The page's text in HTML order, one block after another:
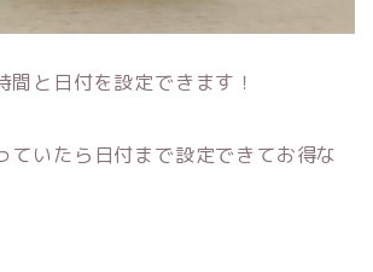
間と日付を設定できます！
ていたら日付まで設定できてお得な